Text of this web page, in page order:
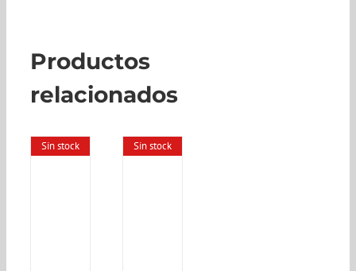
Productos
relacionados
Sin stock Sin stock